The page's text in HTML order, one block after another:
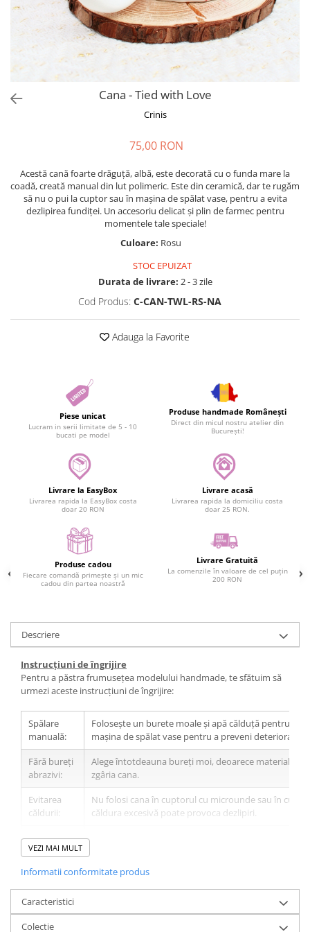
Friends
Fructe
Fundite
Monstera
Neon Collection
Second Breakfast
Tiny but Mighty
White Sensation
Cana - Tied with Love
Crinis
75,00 RON
Acestă cană foarte drăguță, albă, este decorată cu o funda mare la
coadă, creată manual din lut polimeric. Este din ceramică, dar te rugăm
să nu o pui la cuptor sau în mașina de spălat vase, pentru a evita
dezlipirea fundiței. Un accesoriu delicat și plin de farmec pentru
momentele tale speciale!
Culoare: Rosu
STOC EPUIZAT
Durata de livrare: 2 - 3 zile
Cod Produs: C-CAN-TWL-RS-NA
Adauga la Favorite
Piese unicat
Lucram in serii limitate de 5 - 10
bucati pe model
Produse handmade Românești
Direct din micul nostru atelier din
București!
Livrare la EasyBox
Livrarea rapida la EasyBox costa
doar 20 RON
Livrare acasă
Livrarea rapida la domiciliu costa
doar 25 RON.
Produse cadou
Fiecare comandă primește și un mic
cadou din partea noastră
Livrare Gratuită
La comenzile în valoare de cel puțin
200 RON
Descriere
Instrucțiuni de îngrijire
Pentru a păstra frumusețea modelului handmade, te sfătuim să
urmezi aceste instrucțiuni de îngrijire:
Spălare
manuală:
Folosește un burete moale și apă călduță pentru
mașina de spălat vase pentru a preveni deteriorarea
Fără bureți
abrazivi:
Alege întotdeauna bureți moi, deoarece materialele
zgâria cana.
Evitarea
căldurii:
Nu folosi cana în cuptorul cu microunde sau în
căldura excesivă poate provoca dezlipiri.
Nu lăsa în
apă:
Depozitare
cu grijă:
Așază cănile astfel încât să nu se frece între ele sau
dure.
Evită
substanțele
Nu folosi soluții de curățare agresive și evită
VEZI MAI MULT
Informatii conformitate produs
Caracteristici
Colectie